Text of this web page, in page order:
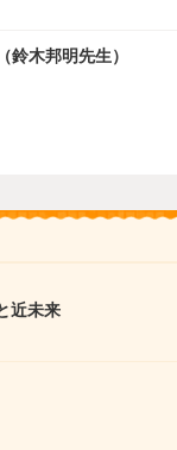
木邦明先生）
近未来